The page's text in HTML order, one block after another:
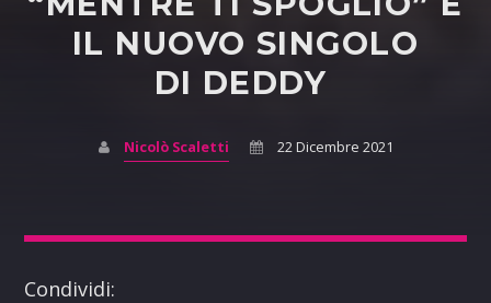
IL NUOVO SINGOLO
DI DEDDY
Nicolò Scaletti 22 Dicembre 2021
Condividi: